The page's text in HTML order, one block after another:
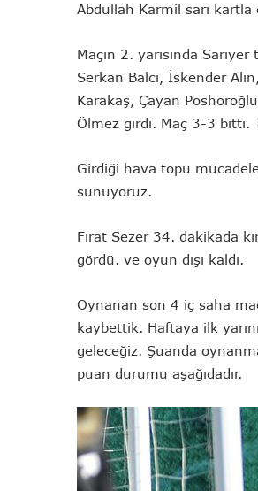
Abdullah Karmil sarı kartla
Maçın 2. yarısında
Serkan Balcı, İskender
Karakaş, Çayan
Ölmez girdi. Maç 3-3 bitti.
Girdiği hava topu
sunuyoruz.
Fırat Sezer 34. dakikada
gördü. ve oyun dışı kaldı.
Oynanan son 4 iç saha
kaybettik. Haftaya ilk
geleceğiz. Şuanda
puan durumu aşağıdadır.